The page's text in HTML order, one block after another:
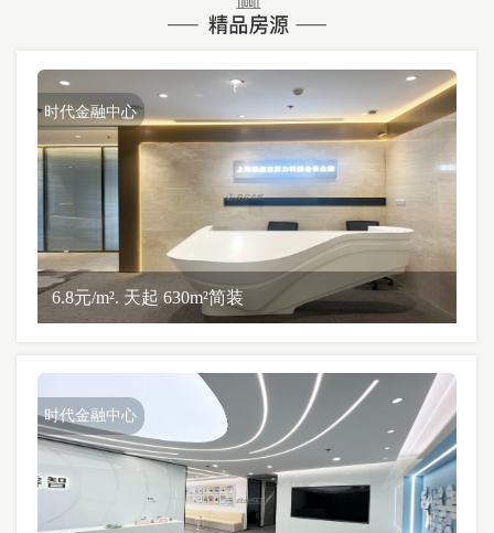
时代金融中心
6.8元/m². 天起 630m²简装
时代金融中心